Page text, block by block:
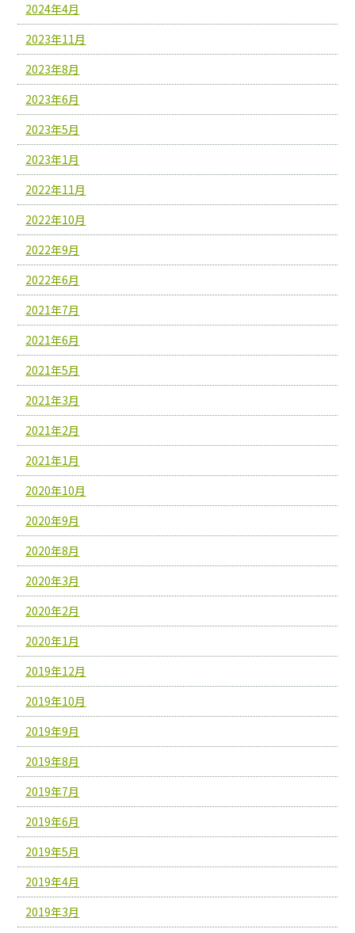
2024年4月
2023年11月
2023年8月
2023年6月
2023年5月
2023年1月
2022年11月
2022年10月
2022年9月
2022年6月
2021年7月
2021年6月
2021年5月
2021年3月
2021年2月
2021年1月
2020年10月
2020年9月
2020年8月
2020年3月
2020年2月
2020年1月
2019年12月
2019年10月
2019年9月
2019年8月
2019年7月
2019年6月
2019年5月
2019年4月
2019年3月